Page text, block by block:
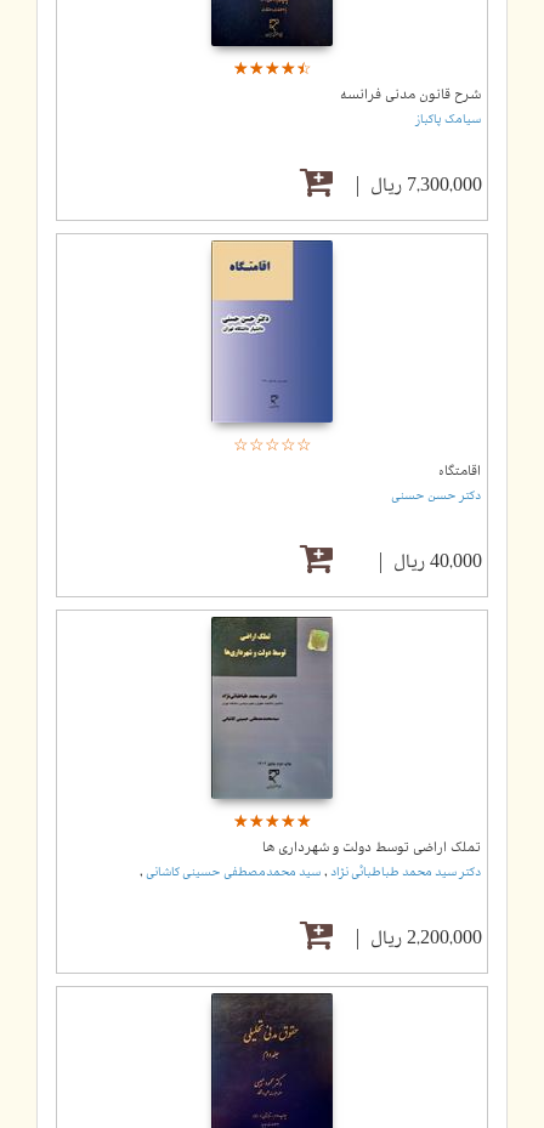
☆☆☆☆☆
★★★★★
شرح قانون مدنی فرانسه
سیامک پاکباز
7,300,000 ریال
☆☆☆☆☆
★★★★★
اقامتگاه
دکتر حسن حسنی
40,000 ریال
☆☆☆☆☆
★★★★★
تملک اراضی توسط دولت و شهرداری ها
دکتر سید محمد طباطبائی نژاد , سید محمدمصطفی حسینی کاشانی ,
2,200,000 ریال